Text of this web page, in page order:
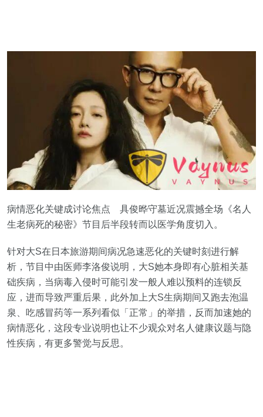
病情恶化关键成讨论焦点 具俊晔守墓近况震撼全场《名人
生老病死的秘密》节目后半段转而以医学角度切入。
针对大S在日本旅游期间病况急速恶化的关键时刻进行解
析，节目中由医师李洛俊说明，大S她本身即有心脏相关基
础疾病，当病毒入侵时可能引发一般人难以预料的连锁反
应，进而导致严重后果，此外加上大S生病期间又跑去泡温
泉、吃感冒药等一系列看似「正常」的举措，反而加速她的
病情恶化，这段专业说明也让不少观众对名人健康议题与隐
性疾病，有更多警觉与反思。